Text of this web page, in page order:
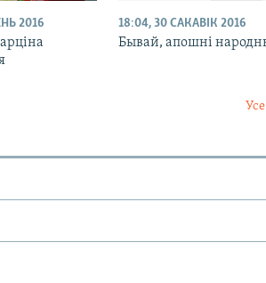
2016 18:04, 30 САКАВІК 2016
Бывай, апошні